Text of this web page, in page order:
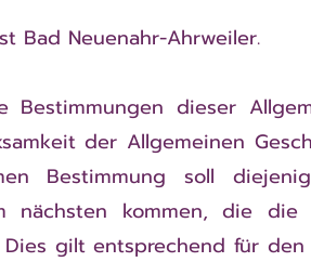
Bad Neuenahr-Ahrweiler.
Bestimmungen dieser
der Allgemeinen
Bestimmung soll
nächsten kommen, die die
gilt entsprechend für